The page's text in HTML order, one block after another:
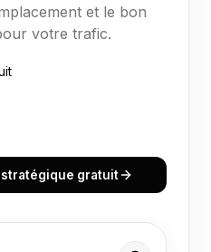
et le bon
votre trafic.
stratégique gratuit